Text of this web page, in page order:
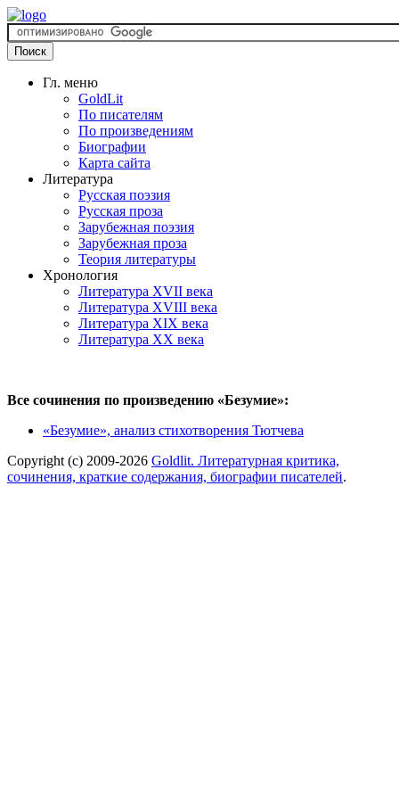
Гл. меню
GoldLit
По писателям
По произведениям
Биографии
Карта сайта
Литература
Русская поэзия
Русская проза
Зарубежная поэзия
Зарубежная проза
Теория литературы
Хронология
Литература XVII века
Литература XVIII века
Литература XIX века
Литература XX века
Все сочинения по произведению «Безумие»:
«Безумие», анализ стихотворения Тютчева
Copyright (c) 2009-2026 Goldlit. Литературная критика,
сочинения, краткие содержания, биографии писателей.